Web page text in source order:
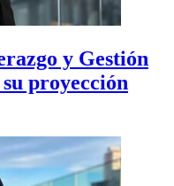
y Gestión
proyección